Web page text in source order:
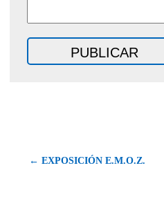
← EXPOSICIÓN E.M.O.Z.